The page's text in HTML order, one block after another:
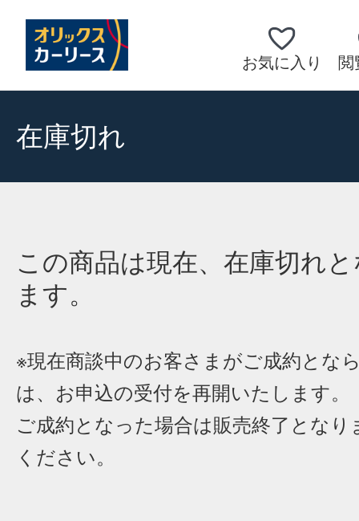
お気に入り 閲
在庫切れ
この商品は現在、在庫切れ
ます。
※現在商談中のお客さまがご成約とな
は、お申込の受付を再開いたします。
ご成約となった場合は販売終了となり
ください。